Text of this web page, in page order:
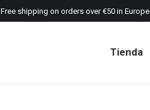
Free shipping on orders over €50 in Europe
Tienda
Tienda